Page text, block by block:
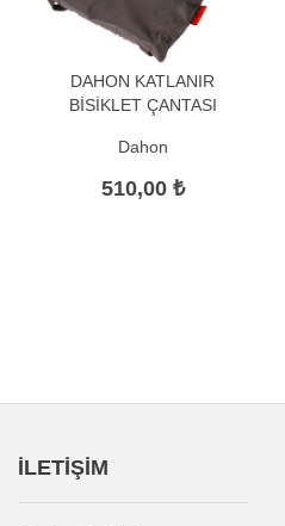
DAHON KATLANIR
BİSİKLET ÇANTASI
Dahon
510,00 ₺
İLETİŞİM